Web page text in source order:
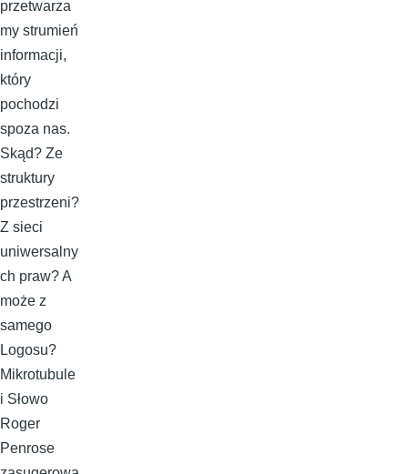
przetwarza
my strumień
informacji,
który
pochodzi
spoza nas.
Skąd? Ze
struktury
przestrzeni?
Z sieci
uniwersalny
ch praw? A
może z
samego
Logosu?
Mikrotubule
i Słowo
Roger
Penrose